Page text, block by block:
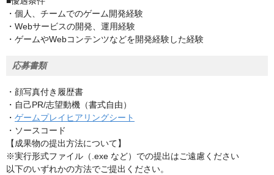
・個人、チームでのゲーム開発経験
・Webサービスの開発、運用経験
・ゲームやWebコンテンツなどを開発経験した経験
応募書類
・顔写真付き履歴書
・自己PR/志望動機（書式自由）
・ ゲームプレイヒアリングシート
・ソースコード
【成果物の提出方法について】
※実行形式ファイル（.exe など）での提出はご遠慮ください
以下のいずれかの方法でご提出ください。